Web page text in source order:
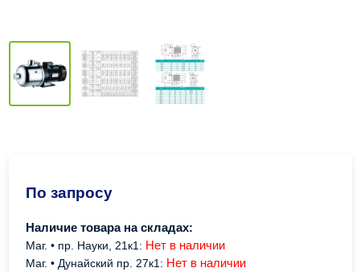
По запросу
Наличие товара на складах:
Маг. • пр. Науки, 21к1: Нет в наличии
Маг. • Дунайский пр. 27к1: Нет в наличии